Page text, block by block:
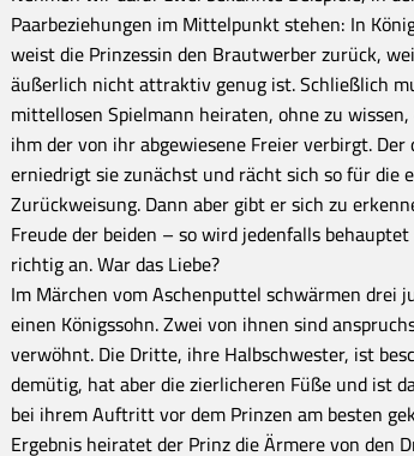
Paarbeziehungen im Mittelpunkt stehen: In
weist die Prinzessin den Brautwerber zurück,
äußerlich nicht attraktiv genug ist. Schließlich
mittellosen Spielmann heiraten, ohne zu
ihm der von ihr abgewiesene Freier verbirgt.
erniedrigt sie zunächst und rächt sich so für die
Zurückweisung. Dann aber gibt er sich zu
Freude der beiden – so wird jedenfalls
richtig an. War das Liebe?
Im Märchen vom Aschenputtel schwärmen drei
einen Königssohn. Zwei von ihnen sind
verwöhnt. Die Dritte, ihre Halbschwester, ist
demütig, hat aber die zierlicheren Füße und ist
bei ihrem Auftritt vor dem Prinzen am besten
Ergebnis heiratet der Prinz die Ärmere von den